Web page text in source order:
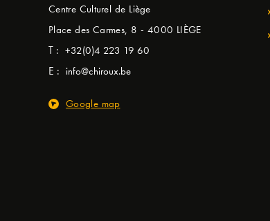
Centre Culturel de Liège
Place des Carmes, 8 - 4000 LIÈGE
T : +32(0)4 223 19 60
E : info@chiroux.be
Google map